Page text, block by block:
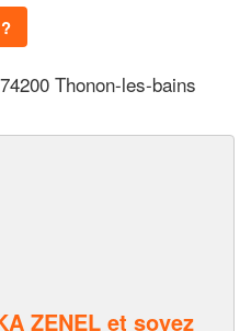
Thonon-les-bains
ZENEL et soyez